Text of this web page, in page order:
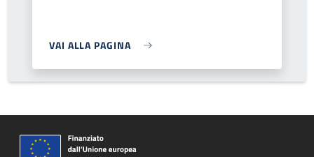
VAI ALLA PAGINA